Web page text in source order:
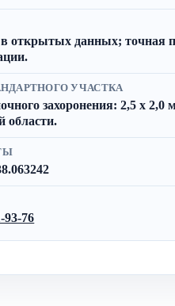
в открытых данных; точная
УЧАСТКА
захоронения: 2,5 x 2,0
области.
93-76